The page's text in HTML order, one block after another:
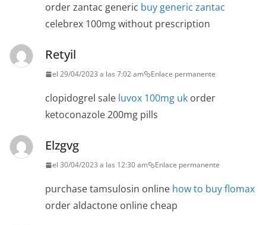
order zantac generic buy generic zantac
celebrex 100mg without prescription
Retyil
el 29/04/2023 a las 7:02 am Enlace permanente
clopidogrel sale luvox 100mg uk order
ketoconazole 200mg pills
Elzgvg
el 30/04/2023 a las 12:30 am Enlace permanente
purchase tamsulosin online how to buy flomax
order aldactone online cheap